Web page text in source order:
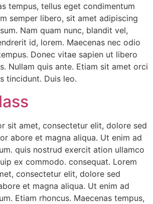
tempus, tellus eget condimentum
semper libero, sit amet adipiscing
Nam quam nunc, blandit vel,
id, lorem. Maecenas nec odio
Donec vitae sapien ut libero
Nullam quis ante. Etiam sit amet orci
tincidunt. Duis leo.
sit amet, consectetur elit, dolore sed
abore et magna aliqua. Ut enim ad
quis nostrud exercit ation ullamco
ex commodo. consequat. Lorem
consectetur elit, dolore sed
et magna aliqua. Ut enim ad
Etiam rhoncus. Maecenas tempus,